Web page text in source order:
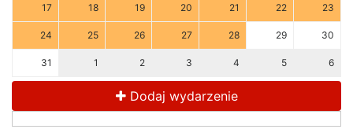
17 18 19 20 21 22 23
24 25 26 27 28 29 30
31 1 2 3 4 5 6
Dodaj wydarzenie